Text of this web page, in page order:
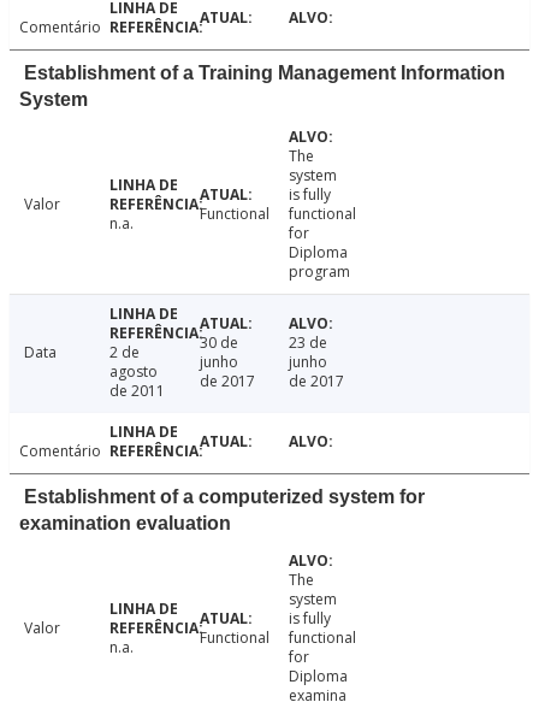
Comentário
Establishment of a Training Management Information
System
Valor
n.a.
Functional
The
system
is fully
functional
for
Diploma
program
Data
2 de
agosto
de 2011
30 de
junho
de 2017
23 de
junho
de 2017
Comentário
Establishment of a computerized system for
examination evaluation
Valor
n.a.
Functional
The
system
is fully
functional
for
Diploma
examina